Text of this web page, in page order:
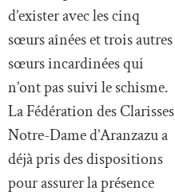
d’exister avec les cinq
sœurs aînées et trois autres
sœurs incardinées qui
n’ont pas suivi le schisme.
La Fédération des Clarisses
Notre-Dame d’Aranzazu a
déjà pris des dispositions
pour assurer la présence